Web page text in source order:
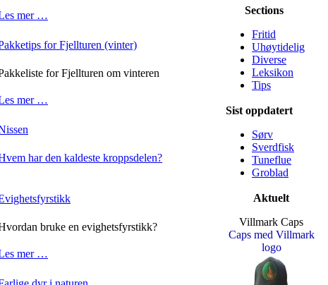
mer …
for Fjellturen (vinter)
for Fjellturen om vinteren
mer …
har den kaldeste kroppsdelen?
bruke en evighetsfyrstikk?
mer …
Sections
Fritid
Uhøytidelig
Diverse
Leksikon
Tips
Sist oppdatert
Sørv
Sverdfisk
Tuneflue
Groblad
Aktuelt
Villmark Caps
Caps med Villmark
logo